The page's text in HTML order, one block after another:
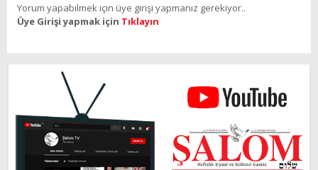
Yorum yapabilmek için üye girişi yapmanız gerekiyor..
Üye Girişi yapmak için Tıklayın